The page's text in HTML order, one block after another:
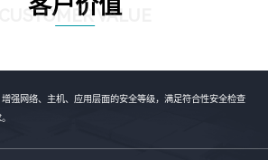
客户价值
CUSTOMER VALUE
强网络、主机、应用层面的安全等级，满足符合性安全检查